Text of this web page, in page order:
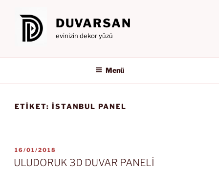
DUVARSAN
evinizin dekor yüzü
Menü
ETIKET: İSTANBUL PANEL
YAYIM
TARIHI
16/01/2018
ULUDORUK 3D DUVAR PANELİ